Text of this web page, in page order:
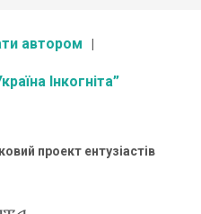
автором
Інкогніта”
проект ентузіастів